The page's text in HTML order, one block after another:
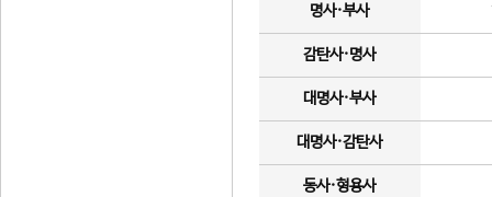
명사·부사
감탄사·명사
대명사·부사
대명사·감탄사
동사·형용사